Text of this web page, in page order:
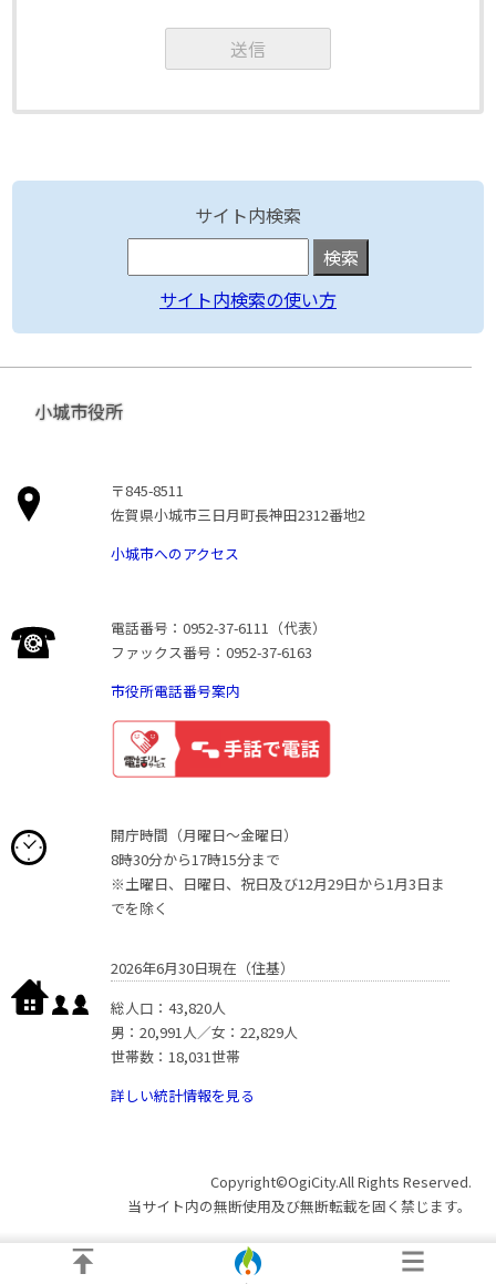
サイト内検索
サイト内検索の使い方
小城市役所
〒845-8511
佐賀県小城市三日月町長神田2312番地2
小城市へのアクセス
電話番号：0952-37-6111（代表）
ファックス番号：0952-37-6163
市役所電話番号案内
開庁時間（月曜日〜金曜日）
8時30分から17時15分まで
※土曜日、日曜日、祝日及び12月29日から1月3日ま
でを除く
2026年6月30日現在（住基）
総人口：43,820人
男：20,991人／女：22,829人
世帯数：18,031世帯
詳しい統計情報を見る
Copyright©OgiCity.All Rights Reserved.
当サイト内の無断使用及び無断転載を固く禁じます。